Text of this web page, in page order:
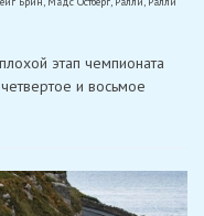
этап чемпионата
и восьмое